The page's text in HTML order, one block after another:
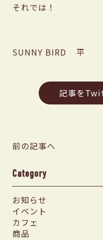
それでは！
SUNNY BIRD 平
記事を
前の記事へ
Category
お知らせ
イベント
カフェ
商品